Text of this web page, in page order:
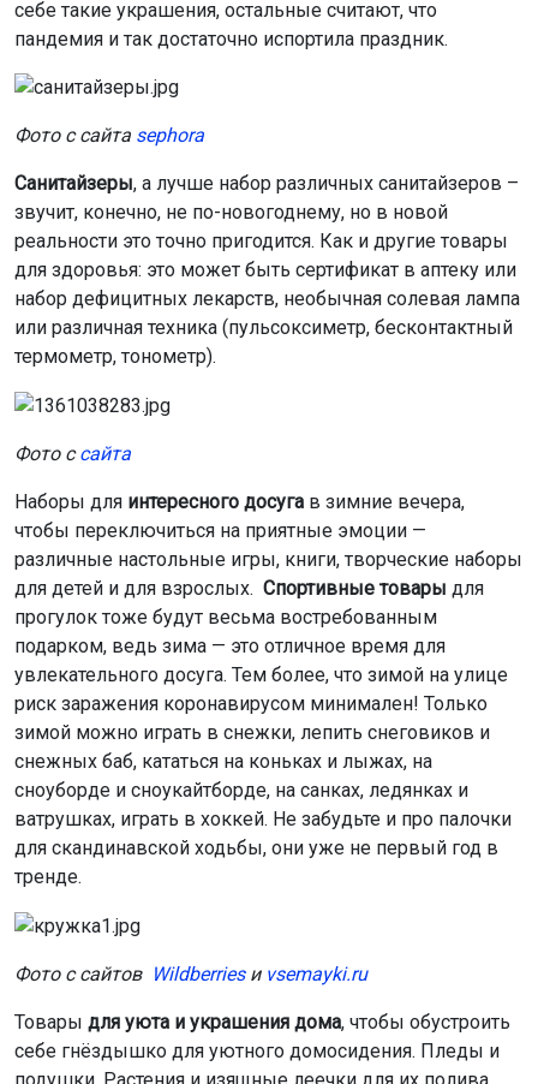
себе такие украшения, остальные считают, что
пандемия и так достаточно испортила праздник.
Фото с сайта sephora
Санитайзеры, а лучше набор различных санитайзеров –
звучит, конечно, не по-новогоднему, но в новой
реальности это точно пригодится. Как и другие товары
для здоровья: это может быть сертификат в аптеку или
набор дефицитных лекарств, необычная солевая лампа
или различная техника (пульсоксиметр, бесконтактный
термометр, тонометр).
Фото ссайта
Наборы для интересного досуга в зимние вечера,
чтобы переключиться на приятные эмоции —
различные настольные игры, книги, творческие наборы
для детей и для взрослых. Спортивные товары для
прогулок тоже будут весьма востребованным
подарком, ведь зима — это отличное время для
увлекательного досуга. Тем более, что зимой на улице
риск заражения коронавирусом минимален! Только
зимой можно играть в снежки, лепить снеговиков и
снежных баб, кататься на коньках и лыжах, на
сноуборде и сноукайтборде, на санках, ледянках и
ватрушках, играть в хоккей. Не забудьте и про палочки
для скандинавской ходьбы, они уже не первый год в
тренде.
Фото с сайтов Wildberriesи vsemayki.ru
Товары для уюта и украшения дома, чтобы обустроить
себе гнёздышко для уютного домосидения. Пледы и